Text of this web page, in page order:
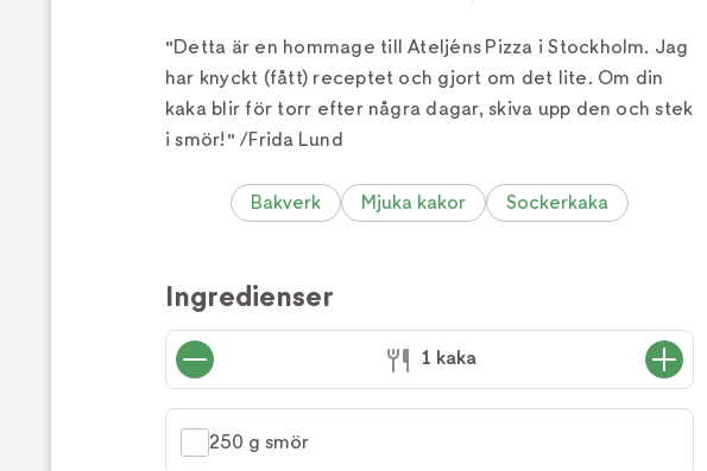
"Detta är en hommage till Ateljéns Pizza i Stockholm. Jag
har knyckt (fått) receptet och gjort om det lite. Om din
kaka blir för torr efter några dagar, skiva upp den och stek
i smör!" /Frida Lund
Bakverk Mjuka kakor Sockerkaka
Ingredienser
1 kaka
250 g smör